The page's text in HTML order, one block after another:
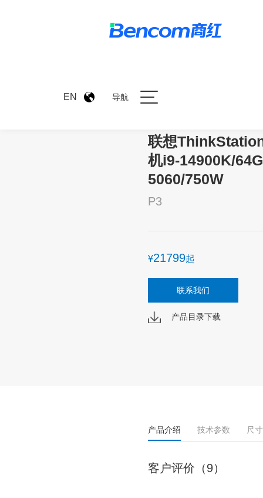
EN 导航
联想
机i9-14900K/
5060/750W
P3
¥21799起
联系我们
产品目录下载
产品介绍 技术参数 尺
客户评价（9）